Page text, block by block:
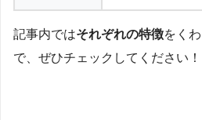
記事内ではそれぞれの特徴をく
で、ぜひチェックしてください！